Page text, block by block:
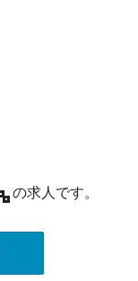
の求人です。